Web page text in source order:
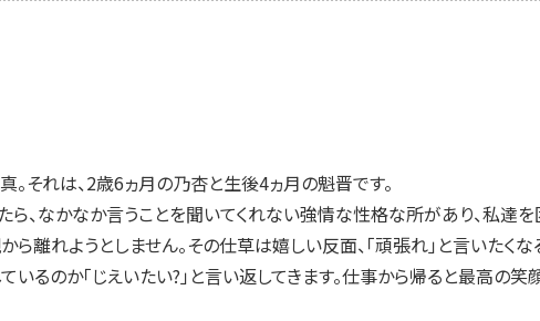
それは、2歳6ヵ月の乃杏と生後4ヵ月の魁晋です。
、なかなか言うことを聞いてくれない強情な性格な所があり、私達を
離れようとしません。その仕草は嬉しい反面、「頑張れ」と言いたくな
るのか「じえいたい?」と言い返してきます。仕事から帰ると最高の笑